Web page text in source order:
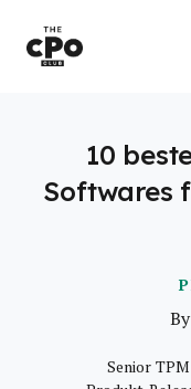
10
Softwares
By
Senior